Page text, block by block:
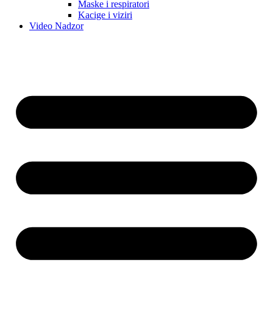
Maske i respiratori
Kacige i viziri
Video Nadzor